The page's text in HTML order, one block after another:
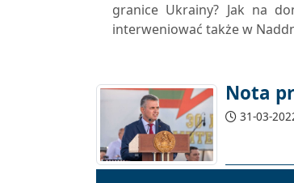
granice Ukrainy? Jak na
interweniować także w
Nota
31-03-